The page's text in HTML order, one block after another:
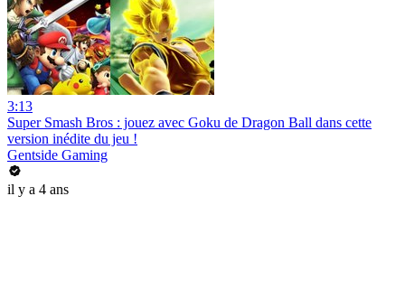
3:13
Super Smash Bros : jouez avec Goku de Dragon Ball dans cette
version inédite du jeu !
Gentside Gaming
il y a 4 ans